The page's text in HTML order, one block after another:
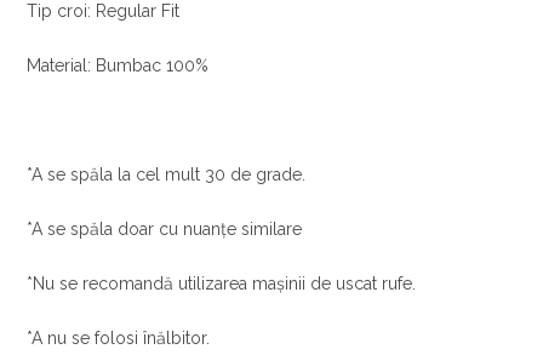
Tip croi: Regular Fit
Material: Bumbac 100%
*A se spăla la cel mult 30 de grade.
*A se spăla doar cu nuanțe similare
*Nu se recomandă utilizarea mașinii de uscat rufe.
*A nu se folosi înălbitor.